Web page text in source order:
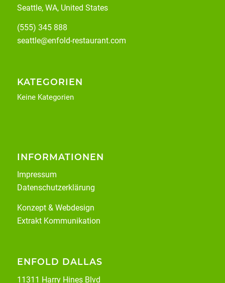
Seattle, WA, United States
(555) 345 888
seattle@enfold-restaurant.com
KATEGORIEN
Keine Kategorien
INFORMATIONEN
Impressum
Datenschutzerklärung
Konzept & Webdesign
Extrakt Kommunikation
ENFOLD DALLAS
11311 Harry Hines Blvd